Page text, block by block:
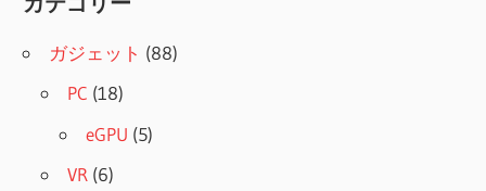
ガジェット (88)
PC (18)
eGPU (5)
VR (6)